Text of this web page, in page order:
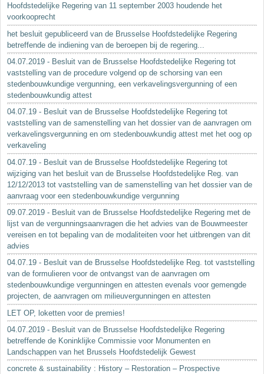
Hoofdstedelijke Regering van 11 september 2003 houdende het
voorkooprecht
het besluit gepubliceerd van de Brusselse Hoofdstedelijke Regering
betreffende de indiening van de beroepen bij de regering...
04.07.2019 - Besluit van de Brusselse Hoofdstedelijke Regering tot
vaststelling van de procedure volgend op de schorsing van een
stedenbouwkundige vergunning, een verkavelingsvergunning of een
stedenbouwkundig attest
04.07.19 - Besluit van de Brusselse Hoofdstedelijke Regering tot
vaststelling van de samenstelling van het dossier van de aanvragen om
verkavelingsvergunning en om stedenbouwkundig attest met het oog op
verkaveling
04.07.19 - Besluit van de Brusselse Hoofdstedelijke Regering tot
wijziging van het besluit van de Brusselse Hoofdstedelijke Reg. van
12/12/2013 tot vaststelling van de samenstelling van het dossier van de
aanvraag voor een stedenbouwkundige vergunning
09.07.2019 - Besluit van de Brusselse Hoofdstedelijke Regering met de
lijst van de vergunningsaanvragen die het advies van de Bouwmeester
vereisen en tot bepaling van de modaliteiten voor het uitbrengen van dit
advies
04.07.19 - Besluit van de Brusselse Hoofdstedelijke Reg. tot vaststelling
van de formulieren voor de ontvangst van de aanvragen om
stedenbouwkundige vergunningen en attesten evenals voor gemengde
projecten, de aanvragen om milieuvergunningen en attesten
LET OP, loketten voor de premies!
04.07.2019 - Besluit van de Brusselse Hoofdstedelijke Regering
betreffende de Koninklijke Commissie voor Monumenten en
Landschappen van het Brussels Hoofdstedelijk Gewest
concrete & sustainability : History – Restoration – Prospective